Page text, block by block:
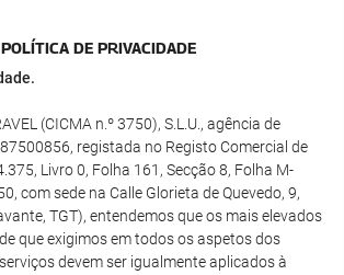
POLÍTICA DE PRIVACIDADE
(CICMA n.º 3750), S.L.U., agência de
registada no Registo Comercial de
Livro 0, Folha 161, Secção 8, Folha M-
com sede na Calle Glorieta de Quevedo, 9,
TGT), entendemos que os mais elevados
que exigimos em todos os aspetos dos
devem ser igualmente aplicados à